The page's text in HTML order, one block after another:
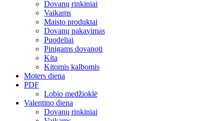
Dovanų rinkiniai
Vaikams
Maisto produktai
Dovanų pakavimas
Puodeliai
Pinigams dovanoti
Kita
Kitomis kalbomis
Moters diena
PDF
Lobio medžioklė
Valentino diena
Dovanų rinkiniai